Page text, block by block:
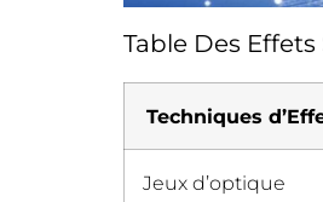
Table Des
Techniques
Jeux d’optique